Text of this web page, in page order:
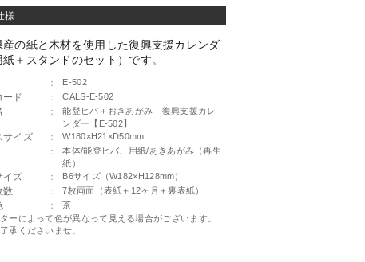
様
産の紙と木材を使用した復興支援カレンダ
紙＋スタンドのセット）です。
： E-502
ード ： CALS-E-502
：
能登ヒバ＋おきあがみ 復興支援カレ
ンダー【E-502】
サイズ ： W180×H21×D50mm
：
本体/能登ヒバ、用紙/あきあがみ（再生
紙）
イズ ： B6サイズ（W182×H128mm）
数 ： 7枚両面（表紙＋12ヶ月＋裏表紙）
：
茶
ーによって色が異なって見える場合がございます。
承くださいませ。